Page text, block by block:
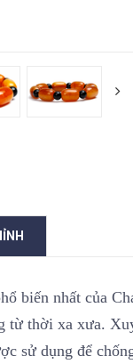
biến nhất của
từ thời xa xưa.
sử dụng để